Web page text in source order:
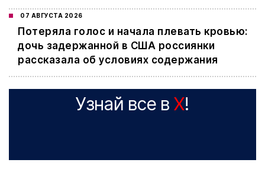
07 АВГУСТА 2026
Потеряла голос и начала плевать кровью:
дочь задержанной в США россиянки
рассказала об условиях содержания
Узнай все в X!